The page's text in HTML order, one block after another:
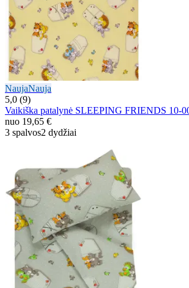
NaujaNauja
5,0 (9)
Vaikiška patalynė SLEEPING FRIENDS 10-
nuo 19,65 €
3 spalvos2 dydžiai